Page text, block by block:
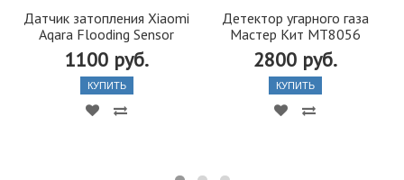
Датчик затопления Xiaomi
Aqara Flooding Sensor
1100 руб.
КУПИТЬ
Детектор угарного газа
Мастер Кит МТ8056
2800 руб.
КУПИТЬ